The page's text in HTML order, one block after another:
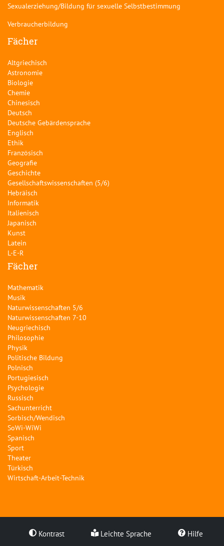
Kontrast Leichte Sprache Hilfe
Sexualerziehung/Bildung für sexuelle Selbstbestimmung
Verbraucherbildung
Fächer
Altgriechisch
Astronomie
Biologie
Chemie
Chinesisch
Deutsch
Deutsche Gebärdensprache
Englisch
Ethik
Französisch
Geografie
Geschichte
Gesellschaftswissenschaften (5/6)
Hebräisch
Informatik
Italienisch
Japanisch
Kunst
Latein
L-E-R
Fächer
Mathematik
Musik
Naturwissenschaften 5/6
Naturwissenschaften 7-10
Neugriechisch
Philosophie
Physik
Politische Bildung
Polnisch
Portugiesisch
Psychologie
Russisch
Sachunterricht
Sorbisch/Wendisch
SoWi-WiWi
Spanisch
Sport
Theater
Türkisch
Wirtschaft-Arbeit-Technik